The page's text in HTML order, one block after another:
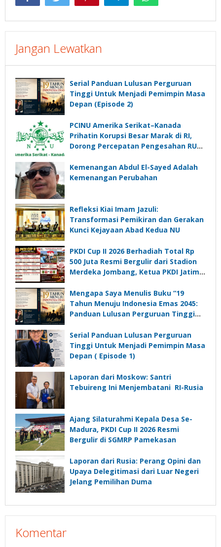
Jangan Lewatkan
Serial Panduan Lulusan Perguruan
Tinggi Untuk Menjadi Pemimpin Masa
Depan (Episode 2)
PCINU Amerika Serikat–Kanada
Prihatin Korupsi Besar Marak di RI,
Dorong Percepatan Pengesahan RUU
Kemenangan Abdul El-Sayed Adalah
Kemenangan Perubahan
Refleksi Kiai Imam Jazuli:
Transformasi Pemikiran dan Gerakan
Kunci Kejayaan Abad Kedua NU
PKDI Cup II 2026 Berhadiah Total Rp
500 Juta Resmi Bergulir dari Stadion
Merdeka Jombang, Ketua PKDI Jatim:
Komunikasi Kades untuk Memajukan
Desa
Mengapa Saya Menulis Buku “19
Tahun Menuju Indonesia Emas 2045:
Panduan Lulusan Perguruan Tinggi
Depan”?
Serial Panduan Lulusan Perguruan
Tinggi Untuk Menjadi Pemimpin Masa
Depan ( Episode 1)
Laporan dari Moskow: Santri
Tebuireng Ini Menjembatani RI-Rusia
Ajang Silaturahmi Kepala Desa Se-
Madura, PKDI Cup II 2026 Resmi
Bergulir di SGMRP Pamekasan
Laporan dari Rusia: Perang Opini dan
Upaya Delegitimasi dari Luar Negeri
Jelang Pemilihan Duma
Komentar